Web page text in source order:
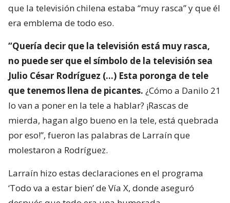
que la televisión chilena estaba “muy rasca” y que él
era emblema de todo eso.
“Quería decir que la televisión está muy rasca,
no puede ser que el símbolo de la televisión sea
Julio César Rodríguez (…) Esta poronga de tele
que tenemos llena de picantes. ¿Cómo a Danilo 21
lo van a poner en la tele a hablar? ¡Rascas de
mierda, hagan algo bueno en la tele, está quebrada
por eso!”, fueron las palabras de Larraín que
molestaron a Rodríguez.
Larraín hizo estas declaraciones en el programa
‘Todo va a estar bien’ de Vía X, donde aseguró